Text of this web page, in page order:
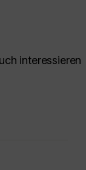
interessieren